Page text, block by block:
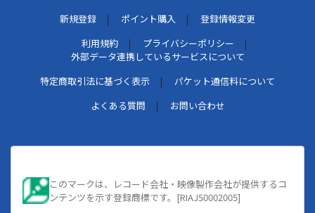
新規登録 ポイント購入
登録情報変更
利用規約
プライバシーポリシー
外部データ連携しているサービスについて
特定商取引法に基づく表示
パケット通信料について
よくある質問
お問い合わせ
このマークは、レコード会社・映像製作会社が提供するコ
ンテンツを示す登録商標です。[RIAJ50002005]